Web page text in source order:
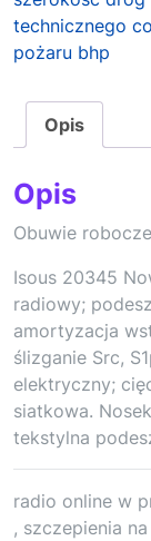
technicznego
pożaru bhp
Opis
Opis
Obuwie robocze |
Isous 20345
radiowy;
amortyzacja
ślizganie Src,
elektryczny;
siatkowa.
tekstylna
radio online w
, szczepienia